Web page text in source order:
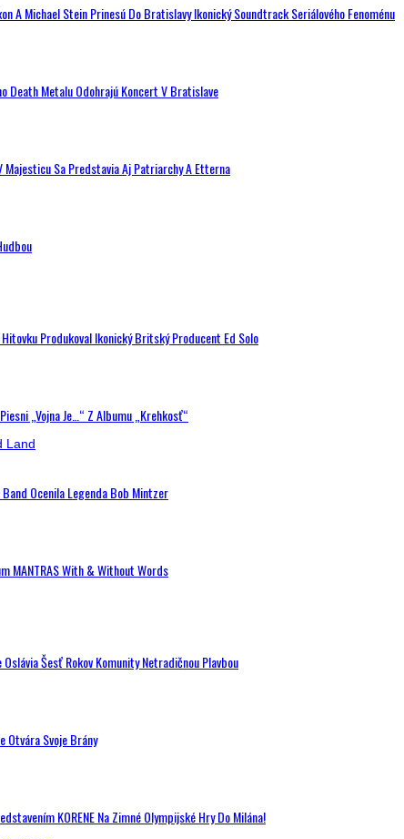
A Michael Stein Prinesú Do Bratislavy Ikonický Soundtrack Seriálového Fenoménu
Death Metalu Odohrajú Koncert V Bratislave
Sa Predstavia Aj Patriarchy A Etterna
Produkoval Ikonický Britský Producent Ed Solo
„Vojna Je…“ Z Albumu „Krehkosť“
Ocenila Legenda Bob Mintzer
MANTRAS With & Without Words
Šesť Rokov Komunity Netradičnou Plavbou
Otvára Svoje Brány
KORENE Na Zimné Olympijské Hry Do Milána!